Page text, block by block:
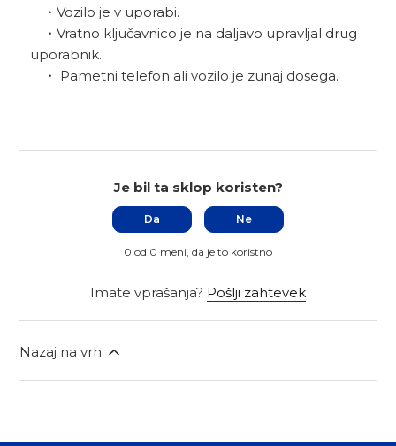
・Vozilo je v uporabi.
・Vratno ključavnico je na daljavo upravljal drug
uporabnik.
・ Pametni telefon ali vozilo je zunaj dosega.
Je bil ta sklop koristen?
Da Ne
0 od 0 meni, da je to koristno
Imate vprašanja? Pošlji zahtevek
Nazaj na vrh